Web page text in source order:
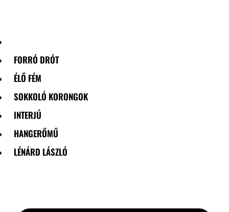
FORRÓ DRÓT
ÉLŐ FÉM
SOKKOLÓ KORONGOK
INTERJÚ
HANGERŐMŰ
LÉNÁRD LÁSZLÓ